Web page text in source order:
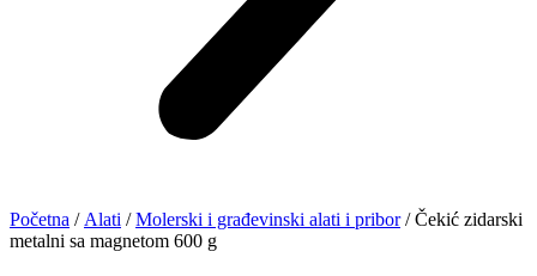
Početna / Alati /Molerski i građevinski alati i pribor/ Čekić zidarski
metalni sa magnetom 600 g